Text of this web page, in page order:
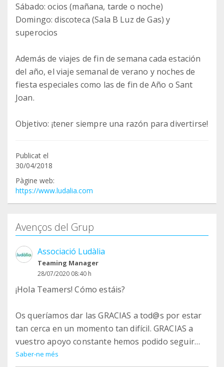
Sábado: ocios (mañana, tarde o noche)
Domingo: discoteca (Sala B Luz de Gas) y
superocios
Además de viajes de fin de semana cada estación
del año, el viaje semanal de verano y noches de
fiesta especiales como las de fin de Año o Sant
Joan.
Objetivo: ¡tener siempre una razón para divertirse!
Publicat el
30/04/2018
Pàgine web:
https://www.ludalia.com
Avenços del Grup
Associació Ludàlia
Teaming Manager
28/07/2020 08:40 h
¡Hola Teamers! Cómo estáis?
Os queríamos dar las GRACIAS a tod@s por estar
tan cerca en un momento tan difícil. GRACIAS a
vuestro apoyo constante hemos podido seguir
normalizando el ocio y la cultura en estos meses
Saber-ne més